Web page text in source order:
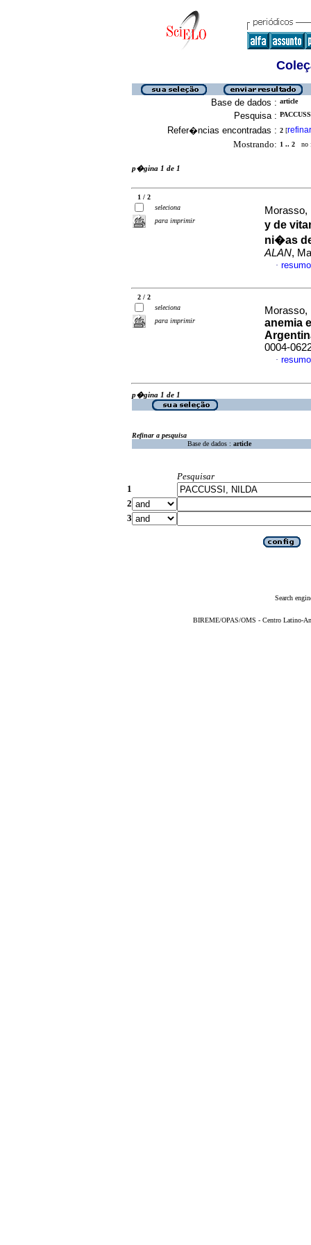
Base de dados : article
Pesquisa :
Refer�ncias encontradas : 2 [refinar
Mostrando: 1 .. 2 no
p�gina 1 de 1
1 / 2
seleciona
para imprimir
y de
ni�as
ALAN,
·
2 / 2
seleciona
para imprimir
anemia
0004-
·
p�gina 1 de 1
Refinar a pesquisa
Base de dados : article
Pesquisar
1
2
3
Search
BIREME/OPAS/OMS - Centro Latino-